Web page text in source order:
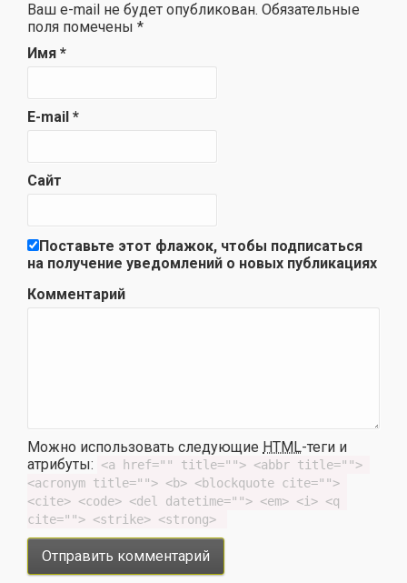
Ваш e-mail не будет опубликован. Обязательные
поля помечены *
Имя *
E-mail *
Сайт
Поставьте этот флажок, чтобы подписаться
на получение уведомлений о новых публикациях
Комментарий
Можно использовать следующие HTML-теги и
атрибуты: <a href="" title=""> <abbr title="">
<acronym title=""> <b> <blockquote cite="">
<cite> <code> <del datetime=""> <em> <i> <q
cite=""> <strike> <strong>